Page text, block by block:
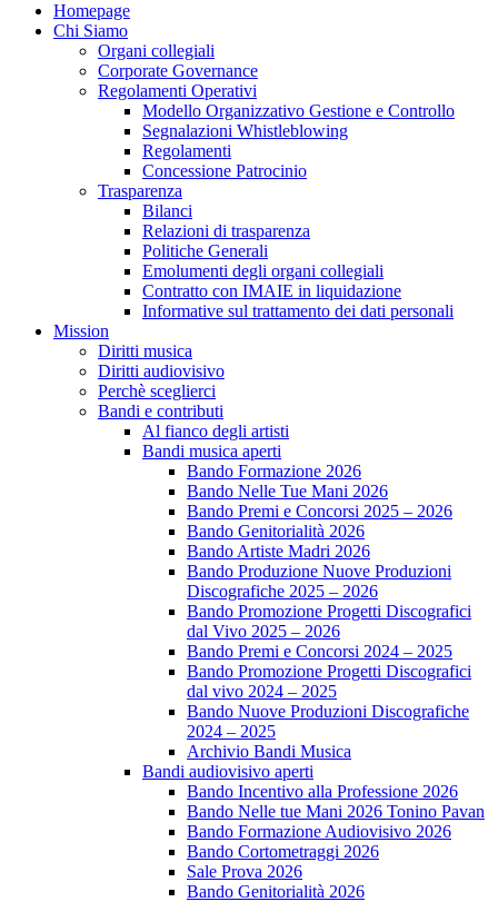
Homepage
Chi Siamo
Organi collegiali
Corporate Governance
Regolamenti Operativi
Modello Organizzativo Gestione e Controllo
Segnalazioni Whistleblowing
Regolamenti
Concessione Patrocinio
Trasparenza
Bilanci
Relazioni di trasparenza
Politiche Generali
Emolumenti degli organi collegiali
Contratto con IMAIE in liquidazione
Informative sul trattamento dei dati personali
Mission
Diritti musica
Diritti audiovisivo
Perchè sceglierci
Bandi e contributi
Al fianco degli artisti
Bandi musica aperti
Bando Formazione 2026
Bando Nelle Tue Mani 2026
Bando Premi e Concorsi 2025 – 2026
Bando Genitorialità 2026
Bando Artiste Madri 2026
Bando Produzione Nuove Produzioni
Discografiche 2025 – 2026
Bando Promozione Progetti Discografici
dal Vivo 2025 – 2026
Bando Premi e Concorsi 2024 – 2025
Bando Promozione Progetti Discografici
dal vivo 2024 – 2025
Bando Nuove Produzioni Discografiche
2024 – 2025
Archivio Bandi Musica
Bandi audiovisivo aperti
Bando Incentivo alla Professione 2026
Bando Nelle tue Mani 2026 Tonino Pavan
Bando Formazione Audiovisivo 2026
Bando Cortometraggi 2026
Sale Prova 2026
Bando Genitorialità 2026